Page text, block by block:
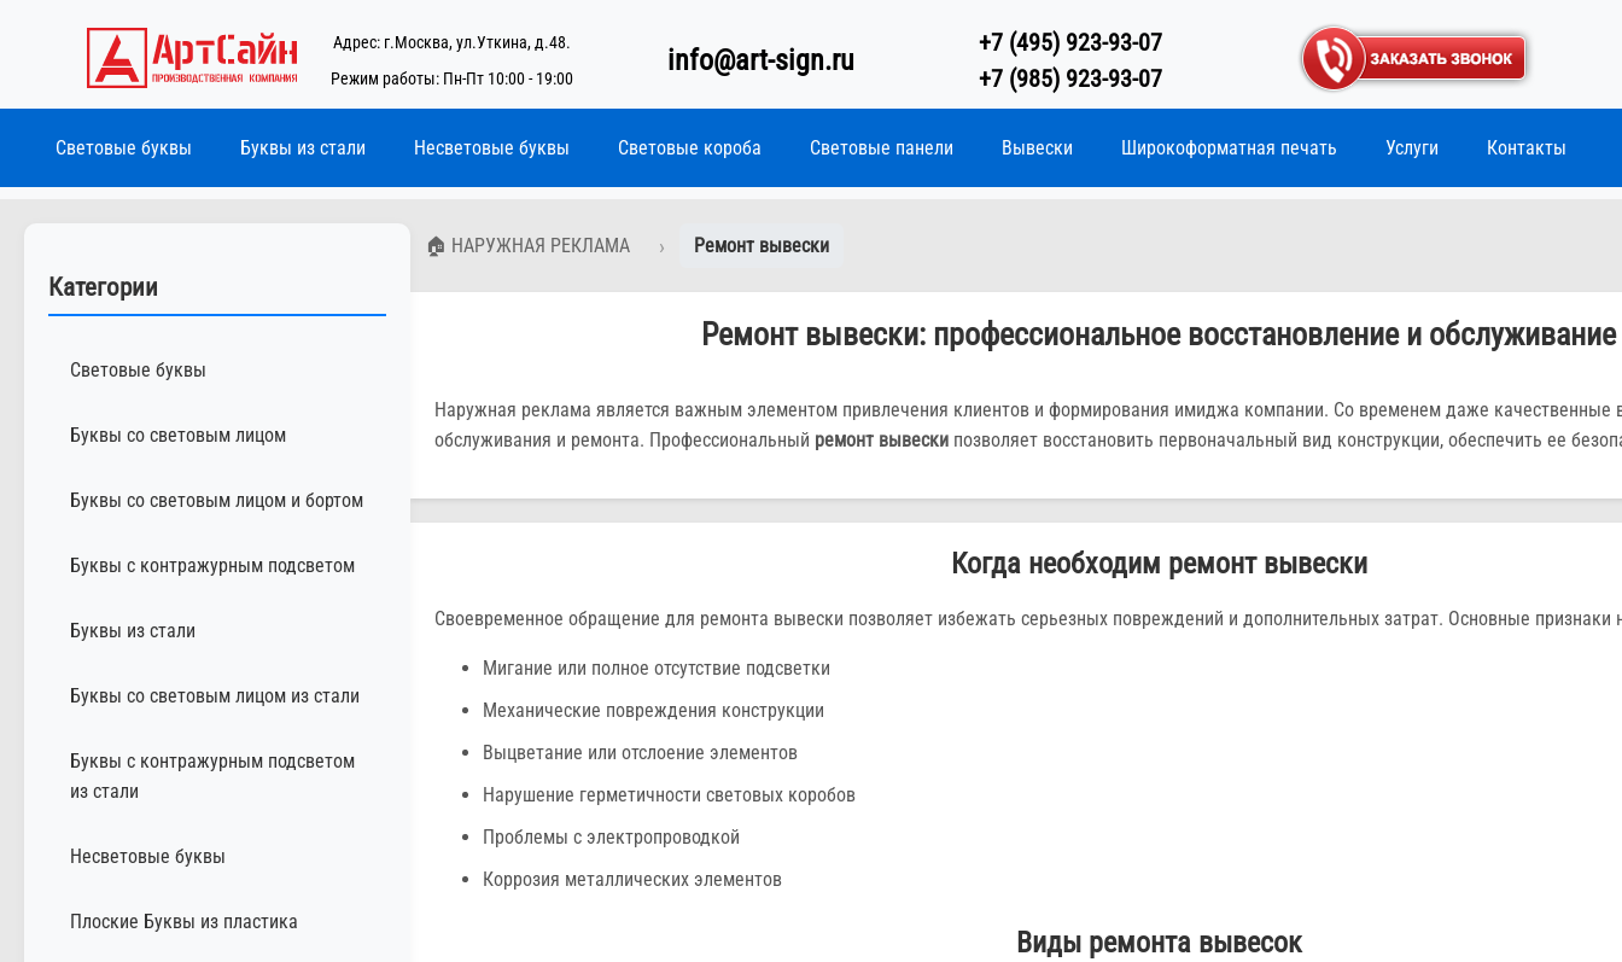
Адрес: г.Москва, ул.Уткина, д.48.
Режим работы: Пн-Пт 10:00 - 19:00
info@art-sign.ru
+7 (495) 923-93-07
+7 (985) 923-93-07
Световые буквы Буквы из стали Несветовые буквы Световые короба Световые панели Вывески Широкоформатная печать Услуги Контакты
Категории
Световые буквы
Буквы со световым лицом
Буквы со световым лицом и бортом
Буквы с контражурным подсветом
Буквы из стали
Буквы со световым лицом из стали
Буквы с контражурным подсветом
из стали
Несветовые буквы
Плоские Буквы из пластика
🏠 НАРУЖНАЯ РЕКЛАМА Ремонт вывески
Ремонт вывески: профессиональное восстановление и обслуживание
Наружная реклама является важным элементом привлечения клиентов и формирования имиджа компании. Со временем даже качественные
обслуживания и ремонта. Профессиональный ремонт вывески позволяет восстановить первоначальный вид конструкции, обеспечить ее
Когда необходим ремонт вывески
Своевременное обращение для ремонта вывески позволяет избежать серьезных повреждений и дополнительных затрат. Основные признаки
Мигание или полное отсутствие подсветки
Механические повреждения конструкции
Выцветание или отслоение элементов
Нарушение герметичности световых коробов
Проблемы с электропроводкой
Коррозия металлических элементов
Виды ремонта вывесок